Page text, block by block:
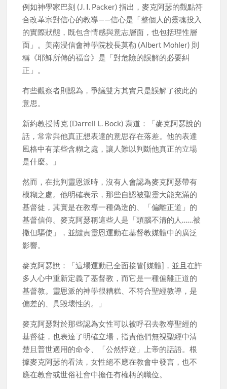
例如神學家巴刻 (J. I. Packer) 指出，麥克阿瑟的觀點符
合改革宗對信心的教導——信心是「整個人的靈魂投入
的實際狀態，既包含情感與意志層面，也包括理性層
面」。美南浸信會神學院校長莫勒 (Albert Mohler) 則
稱《耶穌所傳的福音》是「對危險的誤解的必要糾
正」。
有些觀察者則認為，爭議雙方其實只是誤解了彼此的
意思。
新約教授博克 (Darrell L. Bock) 寫道：「麥克阿瑟說的
話，常常與他真正想表達的意思存在落差。他的表達
風格中有某些含糊之處，讓人難以判斷他真正的立場
是什麼。」
然而，在批判靈恩派時，沒有人會認為麥克阿瑟帶有
模糊之處。他明確表示，那些自認被聖靈大能充滿的
基督徒，其實是在教導一種偽造的、「偏離正道」的
基督信仰。麥克阿瑟稱這些人是「頭腦不清的人……被
撒但驅使」，並譴責靈恩運動在基督教媒體中的廣泛
影響。
麥克阿瑟說：「這場運動已全面接管[媒體]，並且在許
多人心中重新定義了基督教，而它是一種偏離正道的
基督教。靈恩派的神學很糟糕、不符合聖經教導，是
偏差的、具毀壞性的。」
麥克阿瑟對於那些認為女性可以被呼召去教導聖經的
基督徒，也表達了明確立場，指責他們無視聖經中清
楚且普世適用的命令、「公然悖逆」上帝的話語。根
據麥克阿瑟的看法，女性絕不應在教會中發言，也不
應在教會或世俗社會中擔任有權柄的職位。